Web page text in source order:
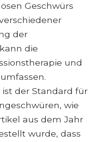
Geschwürs
der
die
und
ist der Standard für
wie
aus dem Jahr
wurde, dass